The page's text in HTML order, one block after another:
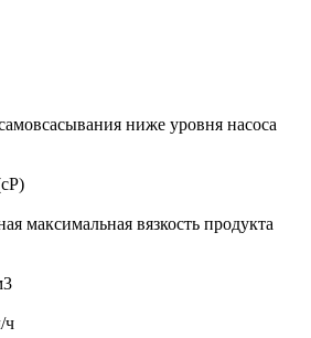
ниже уровня насоса
максимальная вязкость продукта
ч